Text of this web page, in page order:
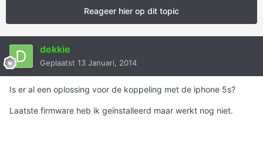
Reageer hier op dit topic
dekkie
Geplaatst 13 Januari, 2014
Is er al een oplossing voor de koppeling met de iphone 5s?
Laatste firmware heb ik geïnstalleerd maar werkt nog niet.